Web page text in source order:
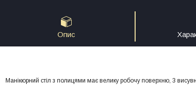
Опис
Манікюрний стіл з полицями має велику робочу поверхню, 3